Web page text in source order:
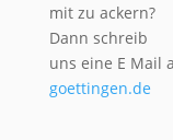
mit zu ackern?
Dann schreib
uns eine E Mail
goettingen.de